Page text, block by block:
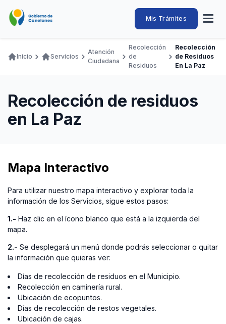
contenido
Intendencia
de
Canelones
Abrir
Navegación
Mis Trámites
Adquisiciones
Canelones Te Escucha
Ruta
Inicio Servicios
Atención
Ciudadana
Recolección
de
Residuos
Recolección
de Residuos
En La Paz
Recolección de residuos
en La Paz
Mapa Interactivo
Para utilizar nuestro mapa interactivo y explorar toda la
información de los Servicios, sigue estos pasos:
1.- Haz clic en el ícono blanco que está a la izquierda del
mapa.
2.- Se desplegará un menú donde podrás seleccionar o quitar
la información que quieras ver:
Días de recolección de residuos en el Municipio.
Recolección en caminería rural.
Ubicación de ecopuntos.
Días de recolección de restos vegetales.
Ubicación de cajas.